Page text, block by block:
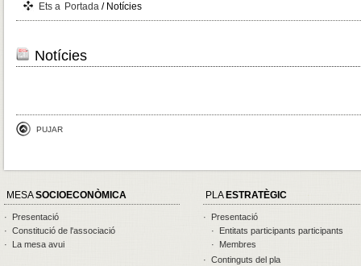
Ets a Portada/ Notícies
Notícies
PUJAR
MESASOCIOECONÒMICA
· Presentació
· Constitució de l'associació
· La mesa avui
PLA ESTRATÈGIC
· Presentació
· Entitats participants participants
· Membres
· Continguts del pla